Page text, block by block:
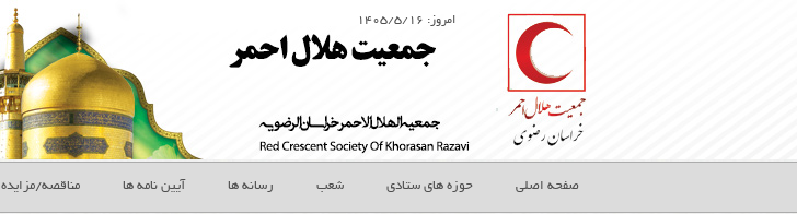
امروز: ۱۴۰۵/۵/۱۶
صفحه اصلی حوزه های ستادی شعب رسانه ها آیین نامه ها مناقصه/مزایده